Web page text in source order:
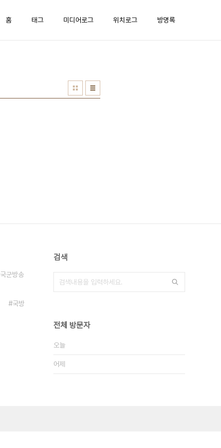
홈 태그 미디어로그 위치로그 방명록
국군방송
국방
검색
전체 방문자
오늘
어제